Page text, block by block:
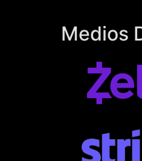
Medios